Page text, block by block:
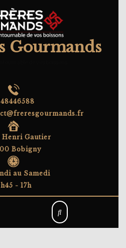
Gourmands
Henri Gautier
Bobigny
au Samedi
- 17h